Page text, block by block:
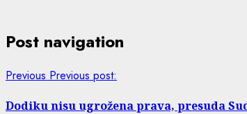
Post navigation
Previous Previous post:
Dodiku nisu ugrožena prava, presuda